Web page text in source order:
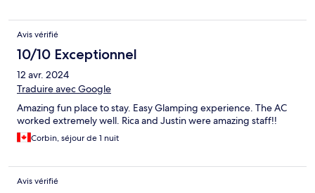
Avis vérifié
10/10 Exceptionnel
12 avr. 2024
Traduire avec Google
Amazing fun place to stay. Easy Glamping experience. The AC
worked extremely well. Rica and Justin were amazing staff!!
Corbin, séjour de 1 nuit
Avis vérifié